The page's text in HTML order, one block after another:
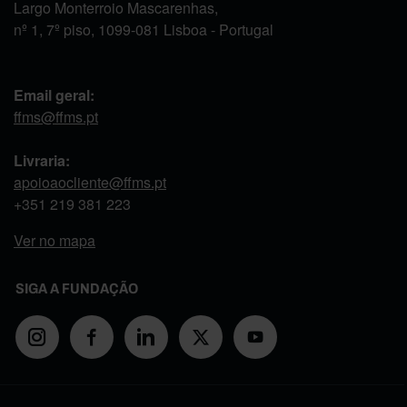
Largo Monterroio Mascarenhas,
nº 1, 7º piso, 1099-081 Lisboa - Portugal
Email geral:
ffms@ffms.pt
Livraria:
apoioaocliente@ffms.pt
+351 219 381 223
Ver no mapa
SIGA A FUNDAÇÃO